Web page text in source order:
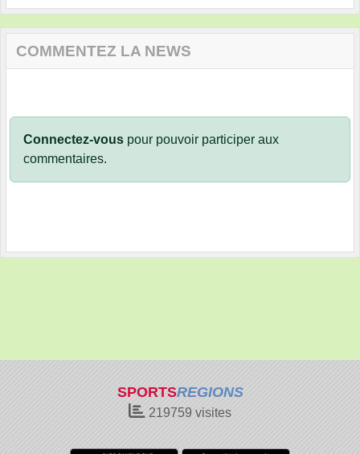
COMMENTEZ LA NEWS
Connectez-vous pour pouvoir participer aux
commentaires.
SPORTSREGIONS
219759 visites